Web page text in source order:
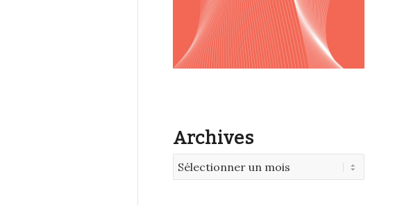
Archives